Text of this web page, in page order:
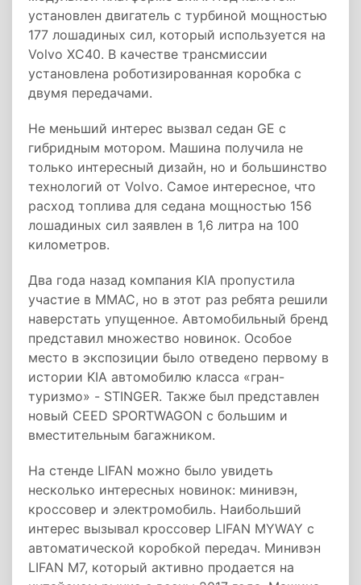
установлен двигатель с турбиной мощностью
177 лошадиных сил, который используется на
Volvo XC40. В качестве трансмиссии
установлена роботизированная коробка с
двумя передачами.
Не меньший интерес вызвал седан GE с
гибридным мотором. Машина получила не
только интересный дизайн, но и большинство
технологий от Volvo. Самое интересное, что
расход топлива для седана мощностью 156
лошадиных сил заявлен в 1,6 литра на 100
километров.
Два года назад компания KIA пропустила
участие в ММАС, но в этот раз ребята решили
наверстать упущенное. Автомобильный бренд
представил множество новинок. Особое
место в экспозиции было отведено первому в
истории KIA автомобилю класса «гран-
туризмо» - STINGER. Также был представлен
новый CEED SPORTWAGON с большим и
вместительным багажником.
На стенде LIFAN можно было увидеть
несколько интересных новинок: минивэн,
кроссовер и электромобиль. Наибольший
интерес вызывал кроссовер LIFAN MYWAY с
автоматической коробкой передач. Минивэн
LIFAN M7, который активно продается на